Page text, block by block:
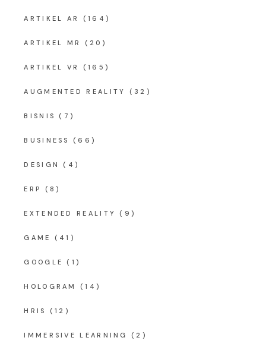
ARTIKEL AR (164)
ARTIKEL MR (20)
ARTIKEL VR (165)
AUGMENTED REALITY (32)
BISNIS (7)
BUSINESS (66)
DESIGN (4)
ERP (8)
EXTENDED REALITY (9)
GAME (41)
GOOGLE (1)
HOLOGRAM (14)
HRIS (12)
IMMERSIVE LEARNING (2)